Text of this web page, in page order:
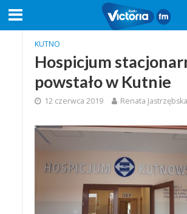
KUTNO
Hospicjum
powstało w Kutnie
12 czerwca 2019 Renata Jastrzębska